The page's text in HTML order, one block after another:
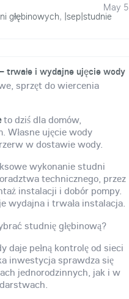
May 5
głębinowych, |sep|studnie
trwałe i wydajne ujęcie wody
to dziś dla domów,
Własne ujęcie wody
w dostawie wody.
wykonanie studni
technicznego, przez
instalacji i dobór pompy.
wydajna i trwała instalacja.
studnię głębinową?
daje pełną kontrolę od sieci
inwestycja sprawdza się
jednorodzinnych, jak i w